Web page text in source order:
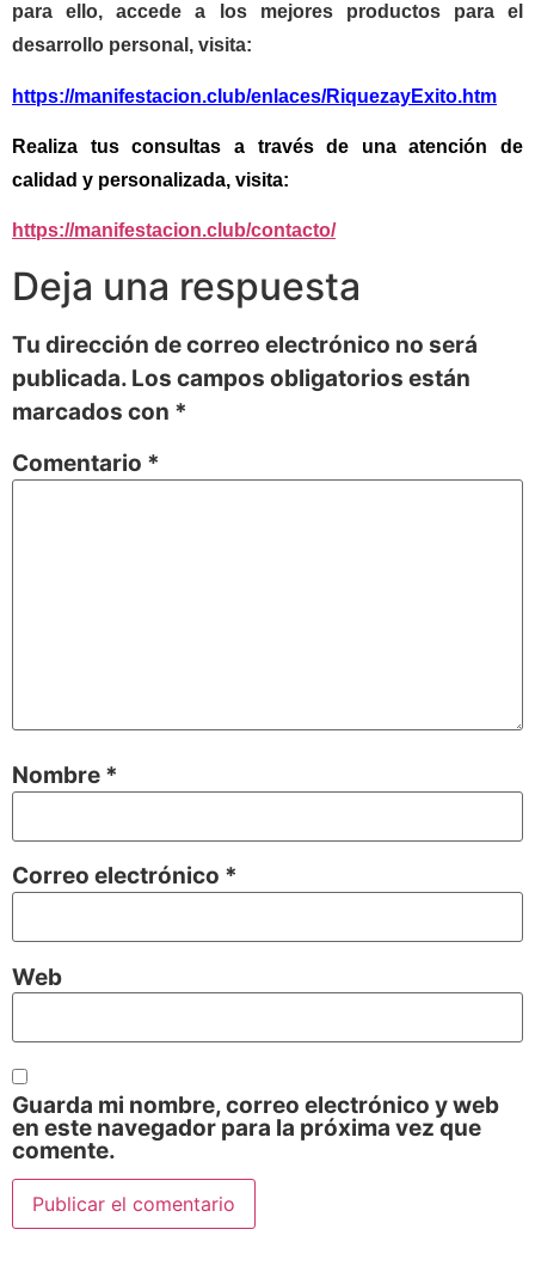
para ello, accede a los mejores productos para el
desarrollo personal, visita:
https://manifestacion.club/enlaces/RiquezayExito.htm
Realiza tus consultas a través de una atención de
calidad y personalizada, visita:
https://manifestacion.club/contacto/
Deja una respuesta
Tu dirección de correo electrónico no será
publicada. Los campos obligatorios están
marcados con *
Comentario *
Nombre *
Correo electrónico *
Web
Guarda mi nombre, correo electrónico y web
en este navegador para la próxima vez que
comente.